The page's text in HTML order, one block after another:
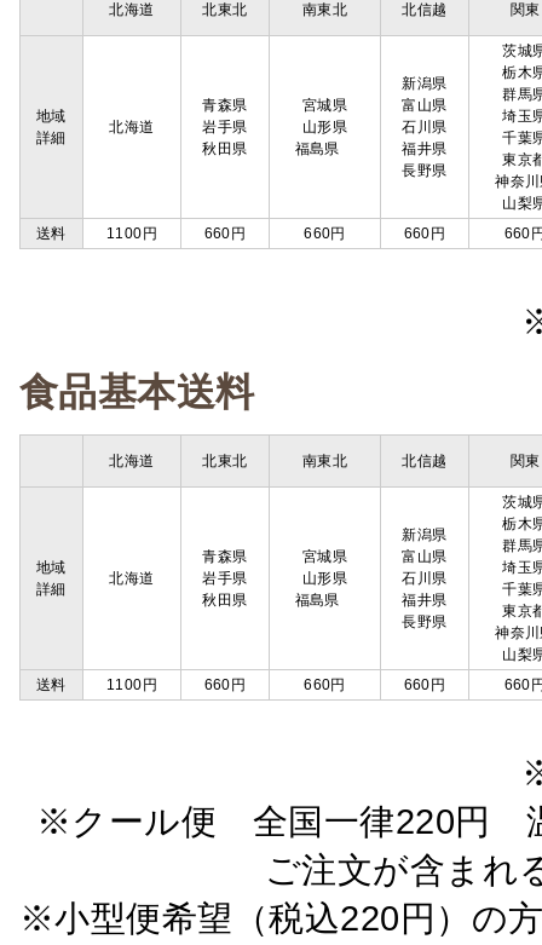
北海道 北東北 南東北 北信越 関東
地域
詳細
北海道
青森県
岩手県
秋田県
宮城県
山形県
福島県
新潟県
富山県
石川県
福井県
長野県
茨城
栃木
群馬
埼玉
千葉
東京
神奈
山梨
送料
1100円 660円 660円 660円 660
食品基本送料
北海道 北東北 南東北 北信越 関東
地域
詳細
北海道
青森県
岩手県
秋田県
宮城県
山形県
福島県
新潟県
富山県
石川県
福井県
長野県
茨城
栃木
群馬
埼玉
千葉
東京
神奈
山梨
送料
1100円 660円 660円 660円 660
※クール便 全国一律220円
ご注文が含ま
※小型便希望（税込220円）の